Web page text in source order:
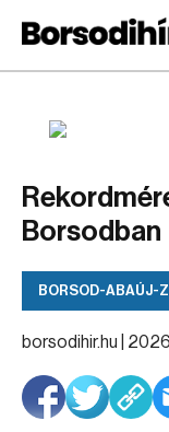
Borsodban
BORSOD-ABAÚJ-
borsodihir.hu |